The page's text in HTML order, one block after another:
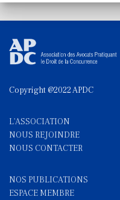
Copyright @2022 APDC
L'ASSOCIATION
NOUS REJOINDRE
NOUS CONTACTER
NOS PUBLICATIONS
ESPACE MEMBRE